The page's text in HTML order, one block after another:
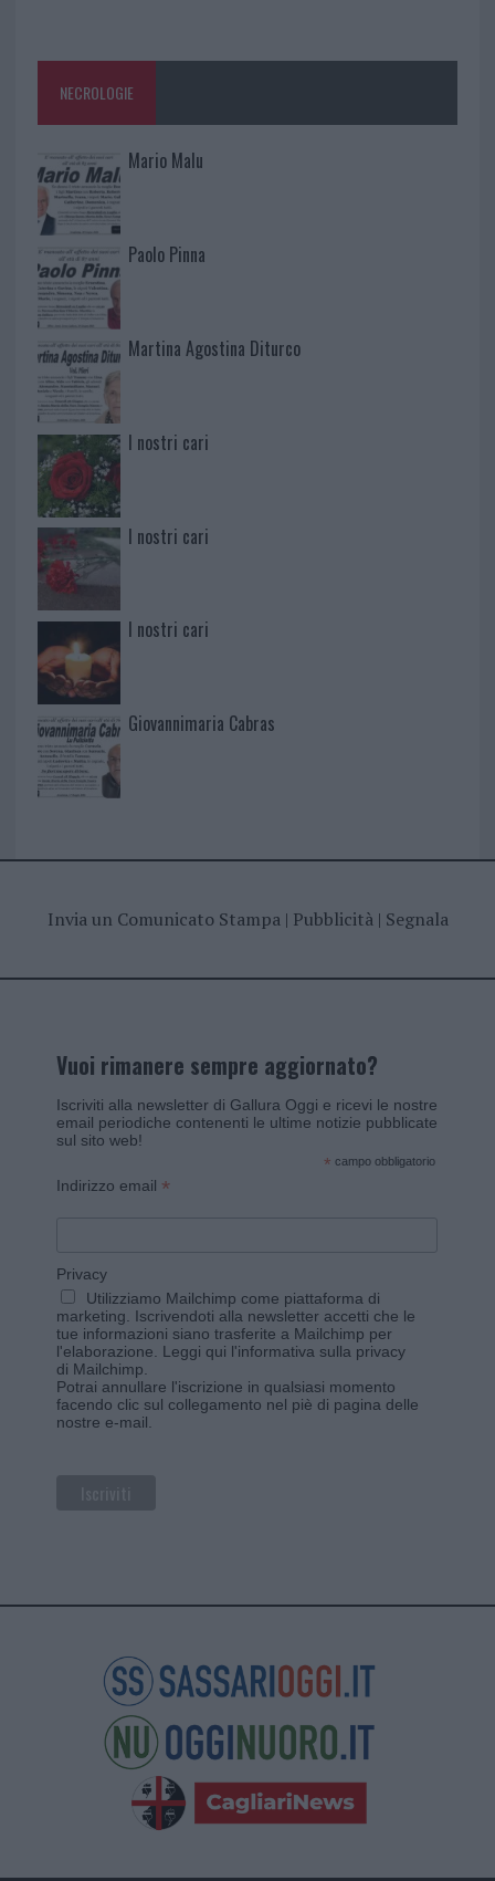
NECROLOGIE
Mario Malu
Paolo Pinna
Martina Agostina Diturco
I nostri cari
I nostri cari
I nostri cari
Giovannimaria Cabras
Invia un Comunicato Stampa| Pubblicità| Segnala
Vuoi rimanere sempre aggiornato?
Iscriviti alla newsletter di Gallura Oggi e ricevi le nostre
email periodiche contenenti le ultime notizie pubblicate
sul sito web!
* campo obbligatorio
Indirizzo email *
Privacy
Utilizziamo Mailchimp come piattaforma di
marketing. Iscrivendoti alla newsletter accetti che le
tue informazioni siano trasferite a Mailchimp per
l'elaborazione. Leggi qui l'informativa sulla privacy
di Mailchimp
Potrai annullare l'iscrizione in qualsiasi momento
facendo clic sul collegamento nel piè di pagina delle
nostre e-mail.